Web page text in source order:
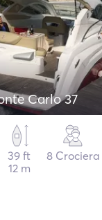
Carlo 37
39 ft
12 m
8 Crociera